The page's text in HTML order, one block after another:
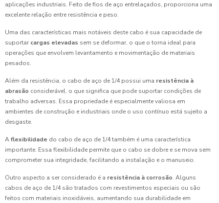
aplicações industriais. Feito de fios de aço entrelaçados, proporciona uma
excelente relação entre resistência e peso.
Uma das características mais notáveis deste cabo é sua capacidade de
suportar cargas elevadas sem se deformar, o que o torna ideal para
operações que envolvem levantamento e movimentação de materiais
pesados.
Além da resistência, o cabo de aço de 1/4 possui uma resistência à
abrasão considerável, o que significa que pode suportar condições de
trabalho adversas. Essa propriedade é especialmente valiosa em
ambientes de construção e industriais onde o uso contínuo está sujeito a
desgaste.
Aflexibilidade do cabo de aço de 1/4 também é uma característica
importante. Essa flexibilidade permite que o cabo se dobre e se mova sem
comprometer sua integridade, facilitando a instalação e o manuseio.
Outro aspecto a ser considerado é a resistência à corrosão. Alguns
cabos de aço de 1/4 são tratados com revestimentos especiais ou são
feitos com materiais inoxidáveis, aumentando sua durabilidade em